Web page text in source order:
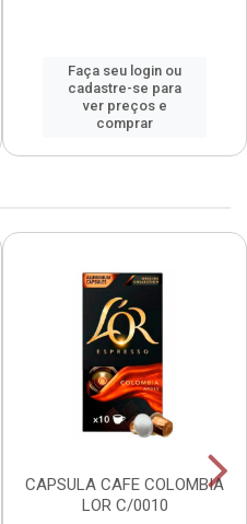
Faça seu login ou
cadastre-se para
ver preços e
comprar
CAPSULA CAFE COLOMBIA
LOR C/0010